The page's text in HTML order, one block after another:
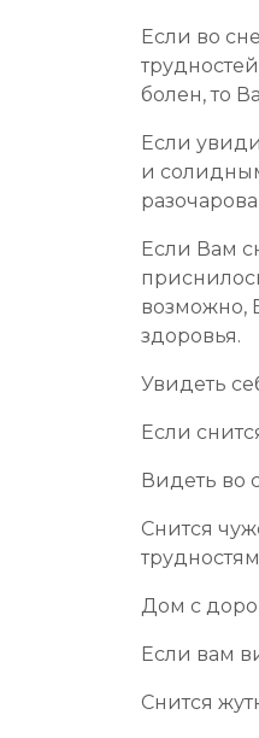
Если во
болен, то
Если
и
Если Вам
возможно,
здоровья.
Увидеть
Если
Видеть во
Снится
Дом с
Если вам
Снится